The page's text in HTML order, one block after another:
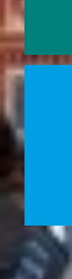
Le vrai Pays du